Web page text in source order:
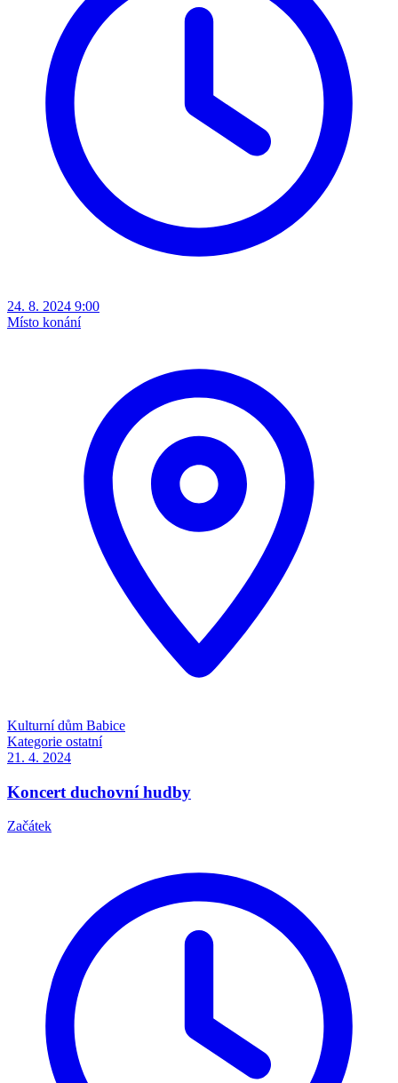
24. 8. 2024 9:00
Místo konání
Kulturní dům Babice
Kategorie ostatní
21. 4. 2024
Koncert duchovní hudby
Začátek